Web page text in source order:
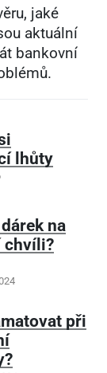
jaké
aktuální
bankovní
lhůty
na
chvíli?
při